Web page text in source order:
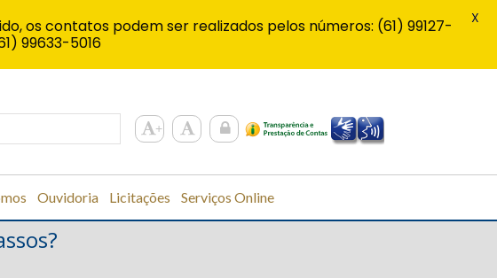
Ouvidoria Licitações Serviços Online
os contatos podem ser realizados pelos números: (61) 99127-
99633-5016
X